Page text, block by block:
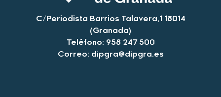
C/Periodista Barrios Talavera,1 18014
(Granada)
Teléfono: 958 247 500
Correo: dipgra@dipgra.es